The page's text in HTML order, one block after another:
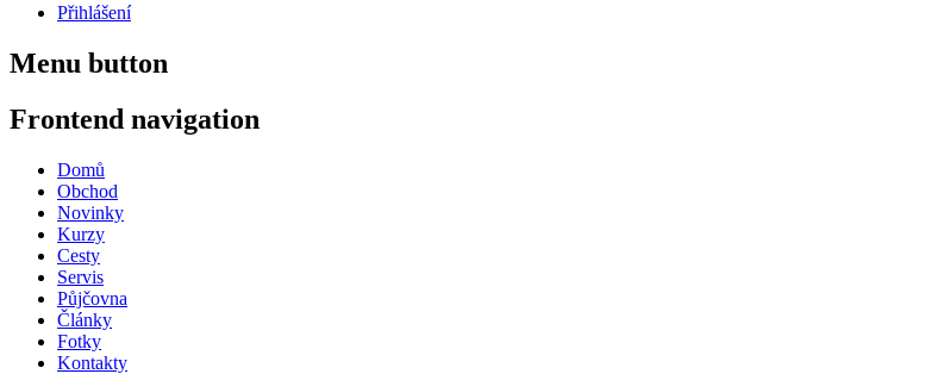
Přihlášení
Menu button
Frontend navigation
Domů
Obchod
Novinky
Kurzy
Cesty
Servis
Půjčovna
Články
Fotky
Kontakty